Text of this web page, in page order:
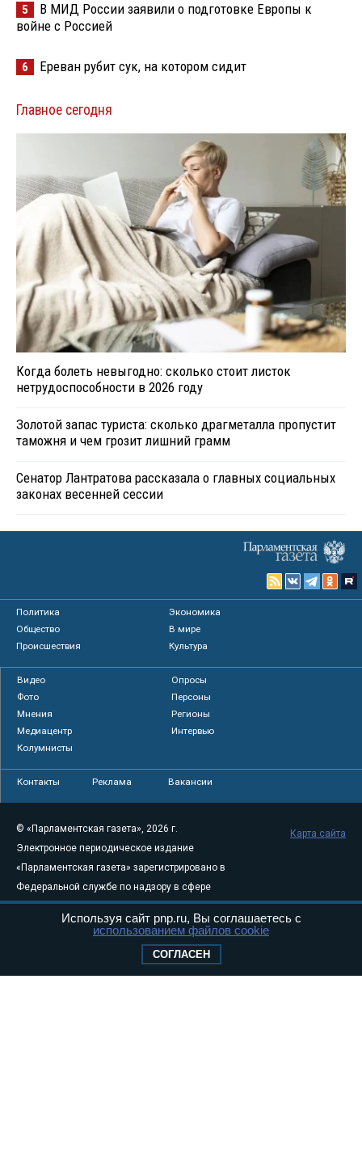
5
В МИД России заявили о подготовке Европы к
войне с Россией
6 Ереван рубит сук, на котором сидит
Главное сегодня
Когда болеть невыгодно: сколько стоит листок
нетрудоспособности в 2026 году
Золотой запас туриста: сколько драгметалла пропустит
таможня и чем грозит лишний грамм
Сенатор Лантратова рассказала о главных социальных
законах весенней сессии
Политика
Экономика
Общество
В мире
Происшествия
Культура
Видео
Опросы
Фото
Персоны
Мнения
Регионы
Медиацентр
Интервью
Колумнисты
Контакты Реклама Вакансии
© «Парламентская газета», 2026 г.
Электронное периодическое издание
«Парламентская газета» зарегистрировано в
Федеральной службе по надзору в сфере
связи, информационных технологий и
массовых коммуникаций (Роскомнадзор) 05
Свидетельство о регистрации Эл № ФС77-
Карта сайта
Используя сайт pnp.ru, Вы соглашаетесь с
использованием файлов cookie
СОГЛАСЕН